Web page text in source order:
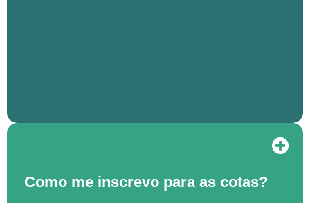
Como me inscrevo para as cotas?